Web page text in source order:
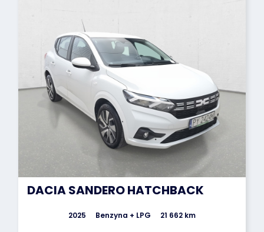
DACIA SANDERO HATCHBACK
2025 Benzyna + LPG 21 662 km